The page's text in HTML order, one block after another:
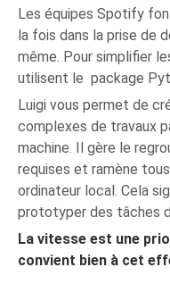
Les équipes Spotify
la fois dans la prise de
même. Pour simplifier
utilisent le package
Luigi vous permet de
complexes de travaux
machine. Il gère le
requises et ramène
ordinateur local. Cela
prototyper des tâches
La vitesse est une
convient bien à cet